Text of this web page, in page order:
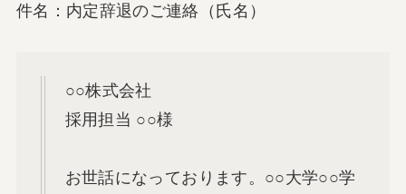
件名：内定辞退のご連絡（氏名）
○○株式会社
採用担当 ○○様
お世話になっております。○○大学○○学